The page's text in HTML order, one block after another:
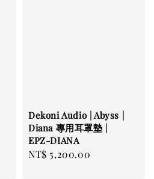
Dekoni Audio | Abyss |
Diana 專用耳罩墊 |
EPZ-DIANA
Regular
NT$ 5,200.00